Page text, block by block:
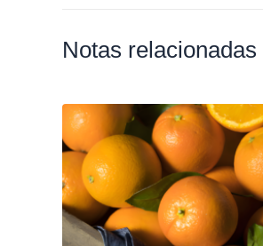
Notas relacionadas